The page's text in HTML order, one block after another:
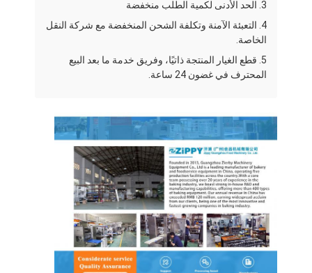
حولنا
مراقبة الجودة
أخبار
الحالات
خط إنتاج المخبز
خلاط دقيق
3. الحد الأدنى لكمية الطلب منخفضة
4. التعبئة الآمنة وتكلفة الشحن المنخفضة مع شركة النقل
الخاصة.
5. قطع الغيار المنتجة ذاتيًا، وفريق خدمة ما بعد البيع
المحترف في غضون 24 ساعة.